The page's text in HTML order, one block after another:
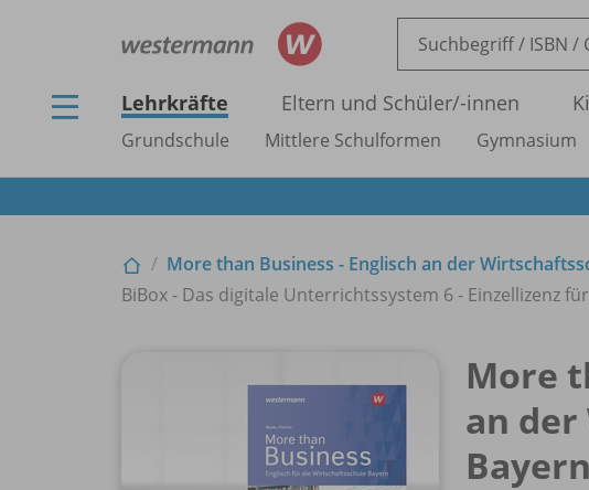
Lehrkräfte Eltern und Schüler/-innen
Grundschule Mittlere Schulformen Gymnasium
More than Business - Englisch an der
BiBox - Das digitale Unterrichtssystem 6 - Einzellizenz
More
an
Bayern